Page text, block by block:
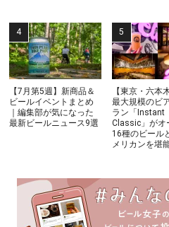
【7月第5週】新商品＆
ビールイベントまとめ
｜編集部が気になった
最新ビールニュース9選
【東京・六本
最大規模のビ
ラン「Instant
Classic」がオ
16種のビール
メリカンを堪